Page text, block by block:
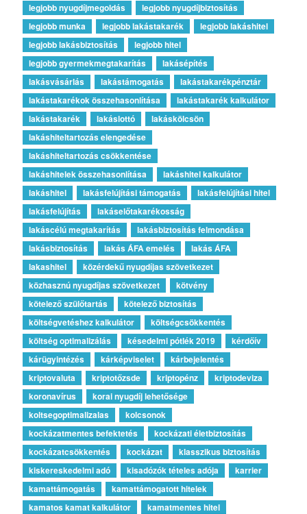
legjobb nyugdíjmegoldás
legjobb nyugdíjbiztosítás
legjobb munka
legjobb lakástakarék
legjobb lakáshitel
legjobb lakásbiztosítás
legjobb hitel
legjobb gyermekmegtakarítás
lakásépítés
lakásvásárlás
lakástámogatás
lakástakarékpénztár
lakástakarékok összehasonlítása
lakástakarék kalkulátor
lakástakarék
lakáslottó
lakáskölcsön
lakáshiteltartozás elengedése
lakáshiteltartozás csökkentése
lakáshitelek összehasonlítása
lakáshitel kalkulátor
lakáshitel
lakásfelújítási támogatás
lakásfelújítási hitel
lakásfelújítás
lakáselőtakarékosság
lakáscélú megtakarítás
lakásbiztosítás felmondása
lakásbiztosítás
lakás ÁFA emelés
lakás ÁFA
lakashitel
közérdekű nyugdíjas szövetkezet
közhasznú nyugdíjas szövetkezet
kötvény
kötelező szülőtartás
kötelező biztosítás
költségvetéshez kalkulátor
költségcsökkentés
költség optimalizálás
késedelmi pótlék 2019
kérdőív
kárügyintézés
kárképviselet
kárbejelentés
kriptovaluta
kriptotőzsde kriptopénz
kriptodeviza
koronavírus
korai nyugdíj lehetősége
koltsegoptimalizalas
kolcsonok
kockázatmentes befektetés
kockázati életbiztosítás
kockázatcsökkentés
kockázat
klasszikus biztosítás
kiskereskedelmi adó
kisadózók tételes adója
karrier
kamattámogatás
kamattámogatott hitelek
kamatos kamat kalkulátor
kamatmentes hitel